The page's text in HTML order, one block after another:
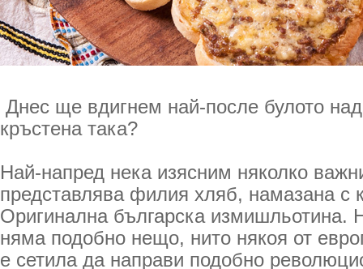
Днес ще вдигнем най-после булото
кръстена така?
Най-напред нека изясним няколко
представлява филия хляб, намазана с
Оригинална българска измишльотина.
няма подобно нещо, нито някоя от
е сетила да направи подобно